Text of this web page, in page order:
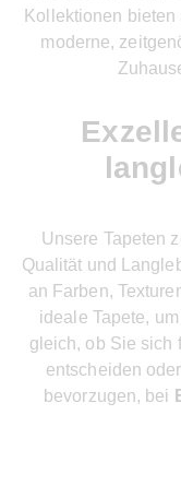
Kollektionen
moderne,
Unsere Tapeten
Qualität und
an Farben,
ideale Tapete,
gleich, ob Sie sich
entscheiden
bevorzugen, bei